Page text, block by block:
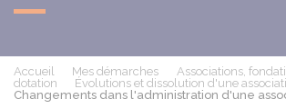
Accueil Mes démarches
Associations,
dotation
Évolutions et dissolution d'une
Changements dans l'administration d'une